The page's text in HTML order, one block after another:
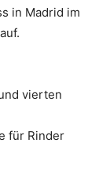
in Madrid im
vierten
für Rinder